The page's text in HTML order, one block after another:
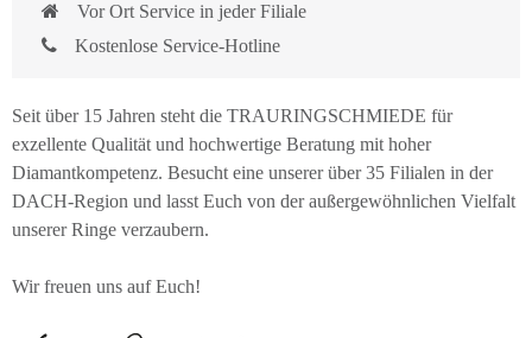
Vor Ort Service in jeder Filiale
Kostenlose Service-Hotline
Seit über 15 Jahren steht die TRAURINGSCHMIEDE für
exzellente Qualität und hochwertige Beratung mit hoher
Diamantkompetenz. Besucht eine unserer über 35 Filialen in der
DACH-Region und lasst Euch von der außergewöhnlichen Vielfalt
unserer Ringe verzaubern.
Wir freuen uns auf Euch!